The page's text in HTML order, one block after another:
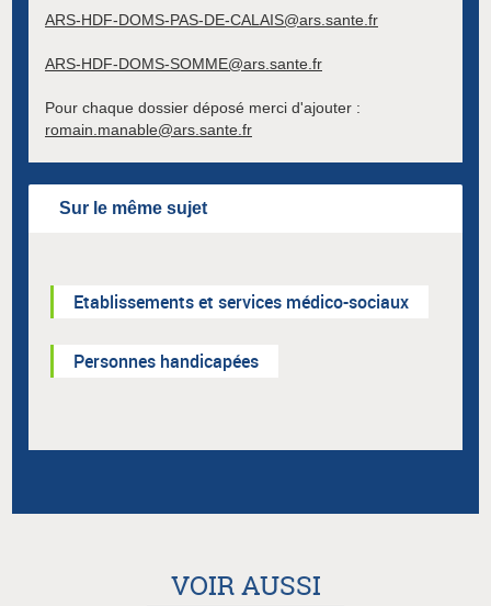
ARS-HDF-DOMS-PAS-DE-CALAIS@ars.sante.fr
ARS-HDF-DOMS-SOMME@ars.sante.fr
Pour chaque dossier déposé merci d'ajouter :
romain.manable@ars.sante.fr
Sur le même sujet
Etablissements et services médico-sociaux
Personnes handicapées
VOIR AUSSI